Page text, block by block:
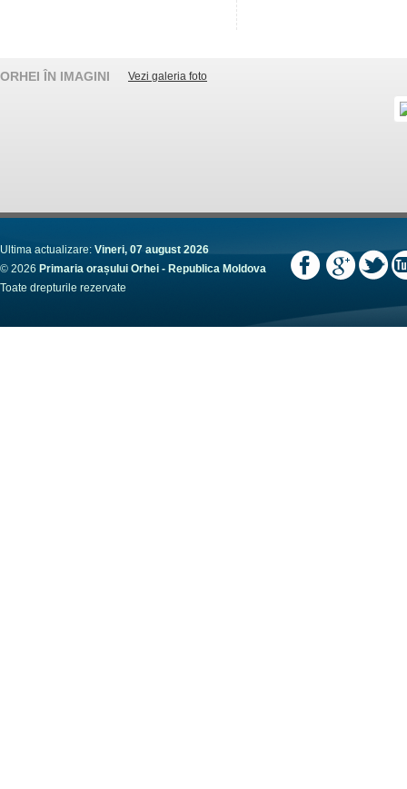
ORHEI ÎN IMAGINI Vezi galeria foto
Ultima actualizare: Vineri, 07 august 2026
© 2026 Primaria orașului Orhei - Republica Moldova
Toate drepturile rezervate